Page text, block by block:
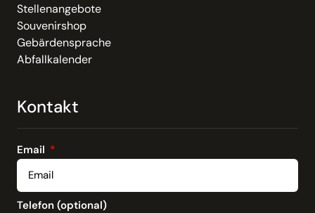
Stellenangebote
Souvenirshop
Gebärdensprache
Abfallkalender
Kontakt
Email
Telefon (optional)